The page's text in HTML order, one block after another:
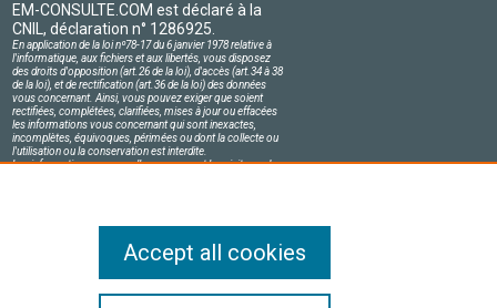
EM-CONSULTE.COM est déclaré à la
CNIL, déclaration n° 1286925.
En application de la loi nº78-17 du 6 janvier 1978 relative à
l'informatique, aux fichiers et aux libertés, vous disposez
des droits d'opposition (art.26 de la loi), d'accès (art.34 à 38
de la loi), et de rectification (art.36 de la loi) des données
vous concernant. Ainsi, vous pouvez exiger que soient
rectifiées, complétées, clarifiées, mises à jour ou effacées
les informations vous concernant qui sont inexactes,
incomplètes, équivoques, périmées ou dont la collecte ou
l'utilisation ou la conservation est interdite.
Les informations personnelles concernant les visiteurs de
Accept all cookies